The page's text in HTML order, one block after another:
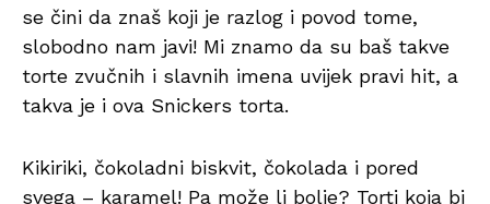
se čini da znaš koji je razlog i povod tome,
slobodno nam javi! Mi znamo da su baš takve
torte zvučnih i slavnih imena uvijek pravi hit, a
takva je i ova Snickers torta.
Kikiriki, čokoladni biskvit, čokolada i pored
svega – karamel! Pa može li bolje? Torti koja bi